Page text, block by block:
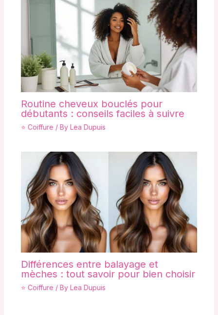
Routine cheveux bouclés pour
débutants : conseils faciles à suivre
⭐ Coiffure / By Lea Dupuis
Différences entre balayage et
mèches : tout savoir pour bien choisir
⭐ Coiffure / By Lea Dupuis